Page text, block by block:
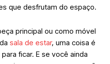
que desfrutam do espaço.
principal ou como móvel
sala de estar, uma coisa é
ficar. E se você ainda